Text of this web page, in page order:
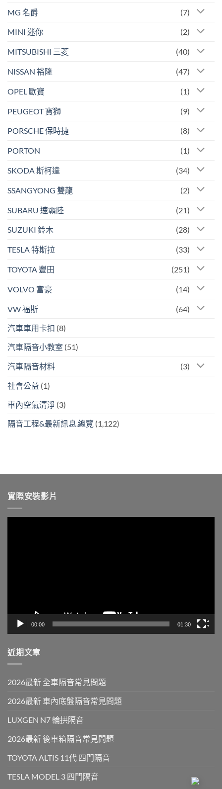
MG 名爵 (7)
MINI 迷你 (2)
MITSUBISHI 三菱 (40)
NISSAN 裕隆 (47)
OPEL 歐寶 (1)
PEUGEOT 寶獅 (9)
PORSCHE 保時捷 (8)
PORTON (1)
SKODA 斯柯達 (34)
SSANGYONG 雙龍 (2)
SUBARU 速霸陸 (21)
SUZUKI 鈴木 (28)
TESLA 特斯拉 (33)
TOYOTA 豐田 (251)
VOLVO 富豪 (14)
VW 福斯 (64)
汽車車用卡扣 (8)
汽車隔音小教室 (51)
汽車隔音材料 (3)
社會公益 (1)
車內空氣清淨 (3)
隔音工程&最新訊息.總覽 (1,122)
實際安裝影片
00:00 01:30
近期文章
2026最新 全車隔音常見問題
2026最新 車內底盤隔音常見問題
LUXGEN N7 輪拱隔音
2026最新 後車箱隔音常見問題
TOYOTA ALTIS 11代 四門隔音
TESLA MODEL 3 四門隔音